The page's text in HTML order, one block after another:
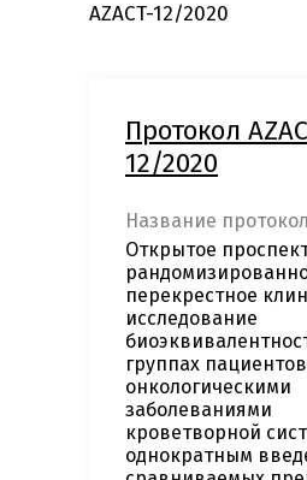
AZACT-12/2020
Протокол
12/2020
Название
Открытое
перекрестное
исследование
группах
онкологическими
заболеваниями
кроветворной
однократным